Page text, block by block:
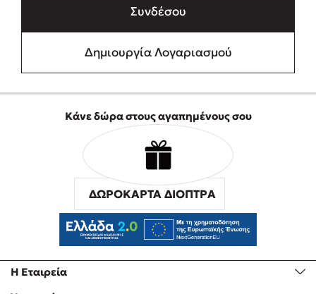
Συνδέσου
Δημιουργία Λογαριασμού
Η Εταιρεία
Κάνε δώρα στους αγαπημένους σου
ΔΩΡΟΚΑΡΤΑ ΔΙΟΠΤΡΑ